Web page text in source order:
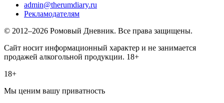
admin@therumdiary.ru
Рекламодателям
© 2012–2026 Ромовый Дневник. Все права защищены.
Сайт носит информационный характер и не занимается
продажей алкогольной продукции. 18+
18+
Мы ценим вашу приватность